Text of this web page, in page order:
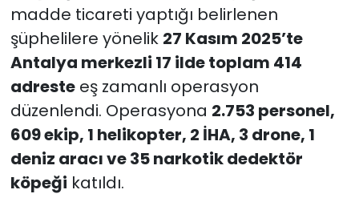
madde ticareti yaptığı belirlenen
şüphelilere yönelik 27 Kasım 2025’te
Antalya merkezli 17 ilde toplam 414
adresteeş zamanlı operasyon
düzenlendi. Operasyona 2.753 personel,
609 ekip, 1 helikopter, 2 İHA, 3 drone, 1
deniz aracı ve 35 narkotik dedektör
köpeği katıldı.